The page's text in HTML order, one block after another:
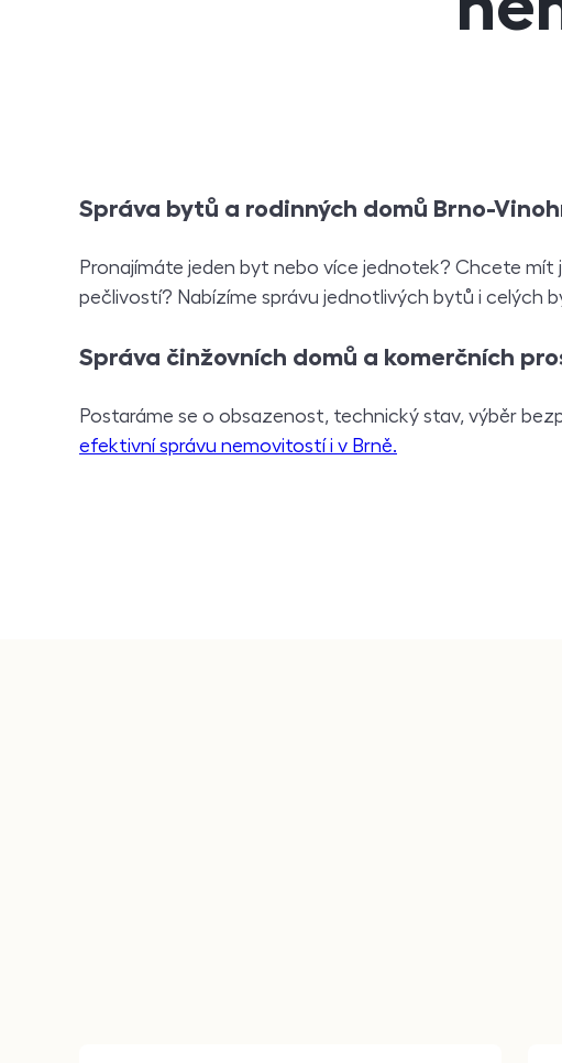
Správa bytů a rodinných domů Brno-
Pronajímáte jeden byt nebo více jednotek? Chcete mít
pečlivostí? Nabízíme správu jednotlivých bytů i celých
Správa činžovních domů a komerčních
Postaráme se o obsazenost, technický stav, výběr
efektivní správu nemovitostí i v Brně.